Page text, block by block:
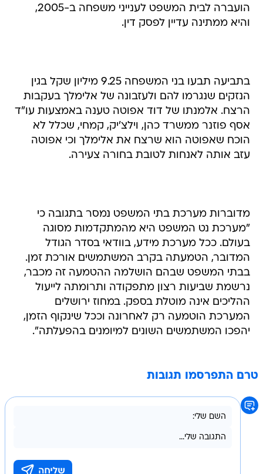
הרצח. אלמנתו של דוד אפוטה טענה באמצעות עו"ד
אסף פוזנר ממשרד כהן, וילצ'יק, קמחי, שכלל לא
הוכח שאפוטה הוא שרצח את אלימלך וכי אפוטה
עזב אותה לאנחות לטובת בחורה צעירה.
בעולם. ככל מערכת מידע, בוודאי בסדר הגודל
המדובר, הטמעתה בקרב המשתמשים אורכת זמן.
בבתי המשפט שבהם הושלמה ההטמעה זה מכבר,
נרשמת שביעות רצון מתפקודה ותרומתה לייעול
ההליכים אינה מוטלת בספק. במחוז ירושלים
המערכת הוטמעה רק לאחרונה וככל שינקוף הזמן,
יהפכו המשתמשים השונים למיומנים בהפעלתה".
בשליחת התגובה אני מסכים לתנאי השימוש